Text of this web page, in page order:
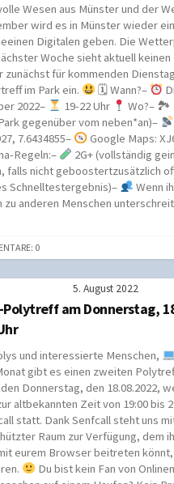
Wesen aus Münster und der
wird es in Münster wieder
Digitalen geben. Die
Woche sieht aktuell keinen
zunächst für kommenden
im Park ein.
🗓 Wann?–
2022–
19-22 Uhr
Wo?– 🏞
gegenüber vom neben*an)–
7.6434855–
Google Maps:
Regeln:–
2G+ (vollständig
falls nicht geboostertzusätzlich
Schnelltestergebnis)–
Wenn
zu anderen Menschen
0
5. August 2022
Polytreff am Donnerstag,
und interessierte Menschen,
gibt es einen zweiten
Donnerstag, den 18.08.2022,
altbekannten Zeit von 19:00 bis
statt. Dank Senfcall steht uns
Raum zur Verfügung, dem
eurem Browser beitreten könnt,
Du bist kein Fan von